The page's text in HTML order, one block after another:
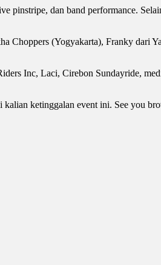
pinstripe, dan band performance.
Choppers (Yogyakarta), Franky dari
Inc, Laci, Cirebon Sundayride,
ketinggalan event ini. See you